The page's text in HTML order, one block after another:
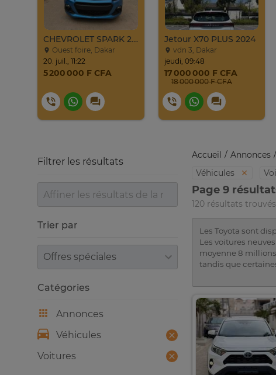
CHEVROLET SPARK 2017
Ouest foire, Dakar
20. juil., 11:22
5 200 000 F CFA
Jetour X70 PLUS 2024
vdn 3, Dakar
jeudi, 09:48
17 000 000 F CFA
18 000 000 F CFA
Accueil Annonces
Véhicules
Page 9
120 résultats trouvés
Les Toyota sont
Les voitures
moyenne 8
tandis que
Filtrer les résultats
Trier par
Trier par
Catégories
Annonces
Véhicules
Voitures